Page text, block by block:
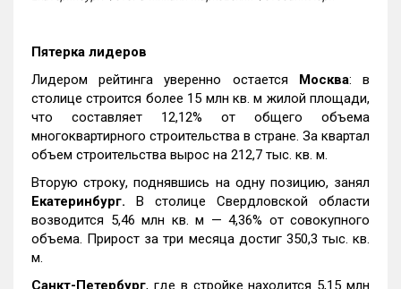
Пятерка лидеров
Лидером рейтинга уверенно остается Москва: в
столице строится более 15 млн кв. м жилой площади,
что составляет 12,12% от общего объема
многоквартирного строительства в стране. За квартал
объем строительства вырос на 212,7 тыс. кв. м.
Вторую строку, поднявшись на одну позицию, занял
Екатеринбург. В столице Свердловской области
возводится 5,46 млн кв. м — 4,36% от совокупного
объема. Прирост за три месяца достиг 350,3 тыс. кв.
м.
Санкт-Петербург, где в стройке находится 5,15 млн